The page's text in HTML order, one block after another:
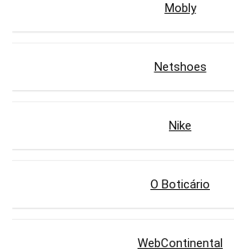
Mobly
Netshoes
Nike
O Boticário
WebContinental